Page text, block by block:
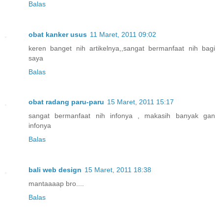
Balas
obat kanker usus 11 Maret, 2011 09:02
keren banget nih artikelnya,,sangat bermanfaat nih bagi
saya
Balas
obat radang paru-paru 15 Maret, 2011 15:17
sangat bermanfaat nih infonya , makasih banyak gan
infonya
Balas
bali web design 15 Maret, 2011 18:38
mantaaaap bro....
Balas